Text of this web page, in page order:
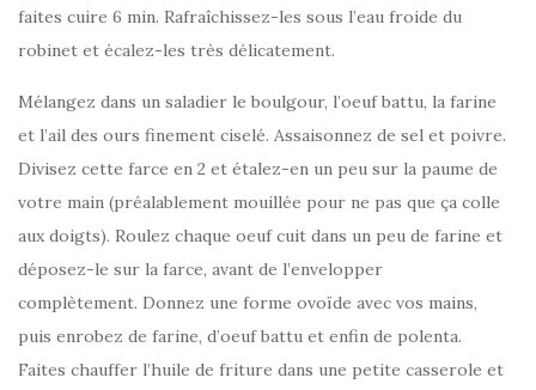
faites cuire 6 min. Rafraîchissez-les sous l’eau froide du
robinet et écalez-les très délicatement.
Mélangez dans un saladier le boulgour, l’oeuf battu, la farine
et l’ail des ours finement ciselé. Assaisonnez de sel et poivre.
Divisez cette farce en 2 et étalez-en un peu sur la paume de
votre main (préalablement mouillée pour ne pas que ça colle
aux doigts). Roulez chaque oeuf cuit dans un peu de farine et
déposez-le sur la farce, avant de l’envelopper
complètement. Donnez une forme ovoïde avec vos mains,
puis enrobez de farine, d’oeuf battu et enfin de polenta.
Faites chauffer l’huile de friture dans une petite casserole et